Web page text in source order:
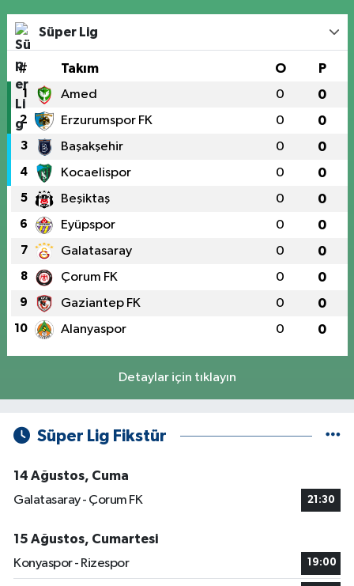
Süper Lig
# Takım O P
1 Amed 0 0
2 Erzurumspor FK 0 0
3 Başakşehir 0 0
4 Kocaelispor 0 0
5 Beşiktaş 0 0
6 Eyüpspor 0 0
7 Galatasaray 0 0
8 Çorum FK 0 0
9 Gaziantep FK 0 0
10 Alanyaspor 0 0
Detaylar için tıklayın
Süper Lig Fikstür
14 Ağustos, Cuma
Galatasaray - Çorum FK
21:30
15 Ağustos, Cumartesi
Konyaspor - Rizespor
19:00